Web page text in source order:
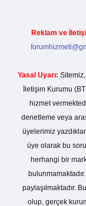
Reklam ve
Yasal Uyarı:
İletişim Kurumu
hizmet
denetleme veya
üyelerimiz
üye olarak bu
herhangi bir
paylaşılmaktadır.
olup, gerçek